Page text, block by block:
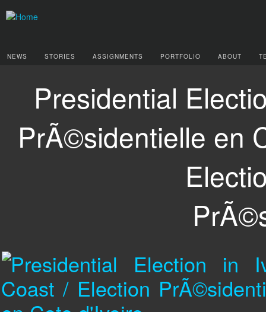
NEWS STORIES ASSIGNMENTS PORTFOLIO ABOUT
Presidential
PrÃ©sidentielle en